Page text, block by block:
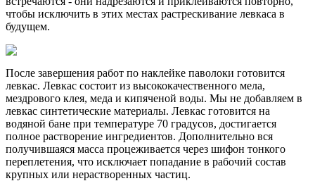
чтобы исключить в этих местах растрескивание левкаса в
будущем.
После завершения работ по наклейке паволоки готовится
левкас. Левкас состоит из высококачественного мела,
мездрового клея, меда и кипяченой воды. Мы не добавляем в
левкас синтетические материалы. Левкас готовится на
водяной бане при температуре 70 градусов, достигается
полное растворение ингредиентов. Дополнительно вся
получившаяся масса процеживается через шифон тонкого
переплетения, что исключает попадание в рабочий состав
крупных или нерастворенных частиц.